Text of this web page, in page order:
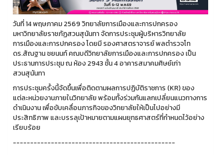
วันที่ 14 พฤษภาคม 2569 วิทยาลัยการเมืองและการปกครอง
มหาวิทยาลัยราชภัฏสวนสุนันทา จัดการประชุมผู้บริหารวิทยาลัย
การเมืองและการปกครอง โดยมี รองศาสตราจารย์ พลตำรวจโท
ดร.สัณฐาน ชยนนท์ คณบดีวิทยาลัยการเมืองและการปกครอง เป็น
ประธานการประชุม ณ ห้อง 2943 ชั้น 4 อาคารสมาคมศิษย์เก่า
สวนสุนันทา
การประชุมครั้งนี้จัดขึ้นเพื่อติดตามผลการปฏิบัติราชการ (KR) ของ
แต่ละหน่วยงานภายในวิทยาลัย พร้อมทั้งร่วมกันแลกเปลี่ยนแนวทางการ
ดำเนินงาน เพื่อขับเคลื่อนภารกิจของวิทยาลัยให้เป็นไปอย่างมี
ประสิทธิภาพ และบรรลุเป้าหมายตามแผนยุทธศาสตร์ที่กำหนดไว้อย่าง
เรียบร้อย
-----------------------------------------------